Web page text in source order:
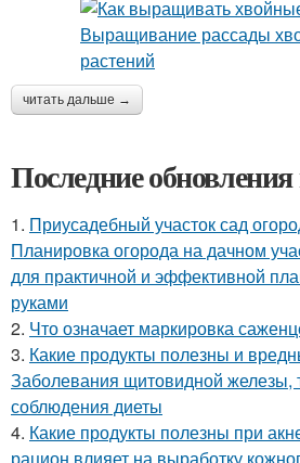
читать дальше →
Последние обновления
1. Приусадебный участок сад
Планировка огорода на дачном
для практичной и эффективной
руками
2. Что означает маркировка
3. Какие продукты полезны и
Заболевания щитовидной
соблюдения диеты
4. Какие продукты полезны при